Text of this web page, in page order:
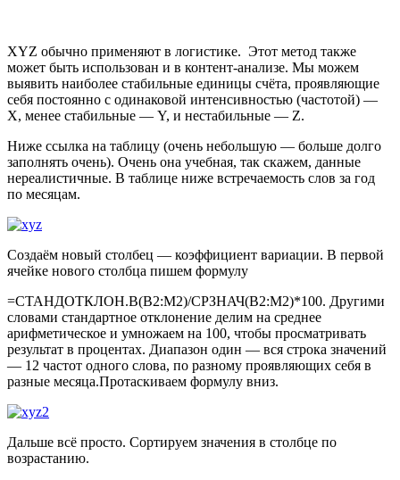
XYZ обычно применяют в логистике. Этот метод также
может быть использован и в контент-анализе. Мы можем
выявить наиболее стабильные единицы счёта, проявляющие
себя постоянно с одинаковой интенсивностью (частотой) —
X, менее стабильные — Y, и нестабильные — Z.
Ниже ссылка на таблицу (очень небольшую — больше долго
заполнять очень). Очень она учебная, так скажем, данные
нереалистичные. В таблице ниже встречаемость слов за год
по месяцам.
Создаём новый столбец — коэффициент вариации. В первой
ячейке нового столбца пишем формулу
=СТАНДОТКЛОН.В(B2:M2)/СРЗНАЧ(B2:M2)*100. Другими
словами стандартное отклонение делим на среднее
арифметическое и умножаем на 100, чтобы просматривать
результат в процентах. Диапазон один — вся строка значений
— 12 частот одного слова, по разному проявляющих себя в
разные месяца.Протаскиваем формулу вниз.
Дальше всё просто. Сортируем значения в столбце по
возрастанию.